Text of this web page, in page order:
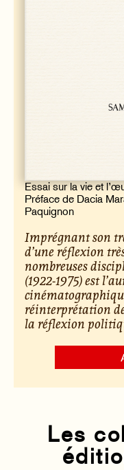
Essai sur la vie et
Préface de Dacia
Paquignon
Imprégnant son
d’une réflexion
nombreuses
(1922-1975) est
réinterprétation
la réflexion
Les